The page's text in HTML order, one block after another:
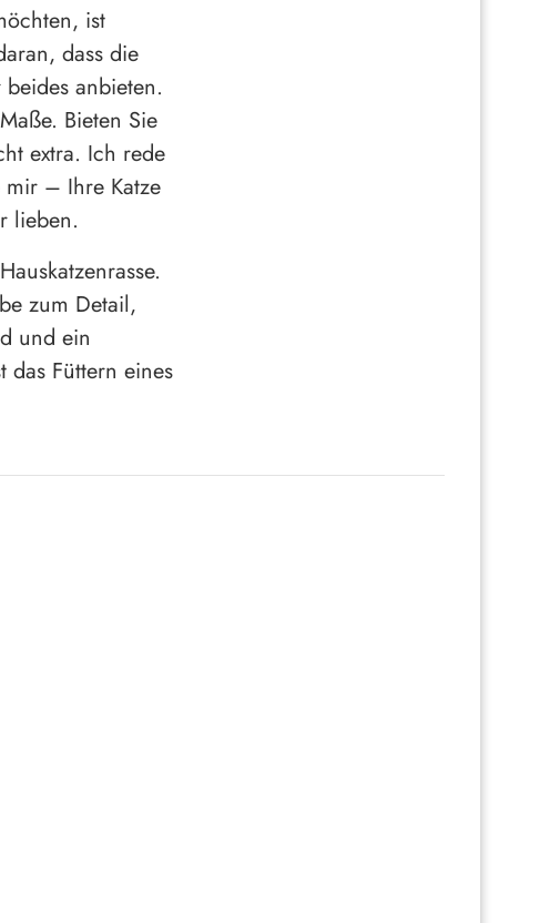
ist
dass die
anbieten.
Bieten Sie
extra. Ich rede
mir – Ihre Katze
lieben.
zum Detail,
und ein
Füttern eines